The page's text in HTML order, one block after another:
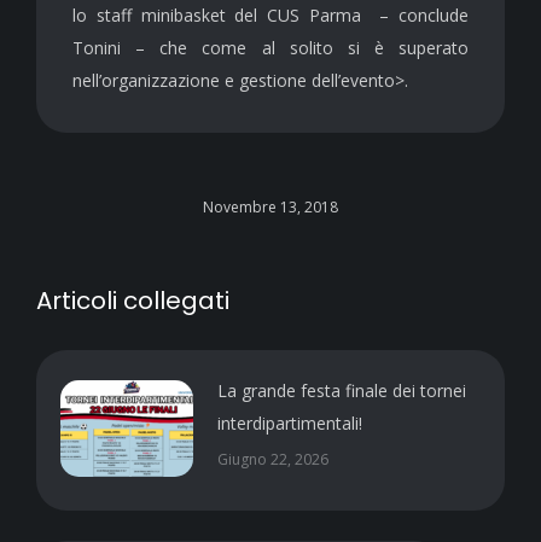
lo staff minibasket del CUS Parma – conclude
Tonini – che come al solito si è superato
nell’organizzazione e gestione dell’evento>.
Novembre 13, 2018
Articoli collegati
La grande festa finale dei tornei
interdipartimentali!
Giugno 22, 2026